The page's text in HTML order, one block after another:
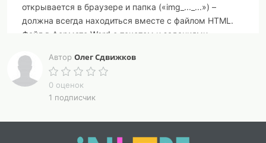
открывается в браузере и папка («img_..._...») –
должна всегда находиться вместе с файлом HTML.
Файл в формате Word с текстом и заданиями.
Автор Олег Сдвижков
0 оценок
1 подписчик